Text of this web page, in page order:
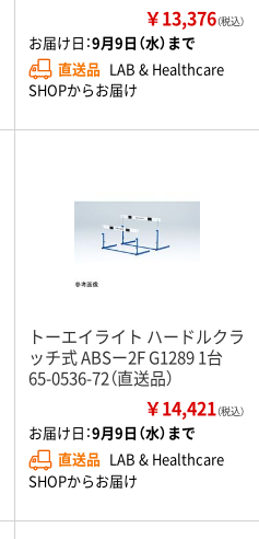
￥13,376（税込）
お届け日：9月9日（水）まで
直送品 LAB & Healthcare
SHOPからお届け
トーエイライト ハードルクラ
ッチ式 ABSー2F G1289 1台
65-0536-72（直送品）
￥14,421（税込）
お届け日：9月9日（水）まで
直送品 LAB & Healthcare
SHOPからお届け